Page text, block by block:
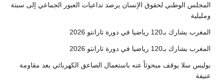
المجلس الوطني لحقوق الإنسان يرصد تداعيات العبور الجماعي إلى سبتة
ومليلية
المغرب يشارك بـ120 رياضيا في دورة تارانتو 2026
المغرب يشارك بـ120 رياضيا في دورة تارانتو 2026
بوليس سلا يوقف مبحوثاً عنه باستعمال الصاعق الكهربائي بعد مقاومة
عنيفة